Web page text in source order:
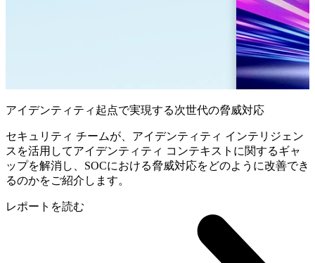
アイデンティティ起点で実現する次世代の脅威対応
セキュリティ チームが、アイデンティティ インテリジェン
スを活用してアイデンティティ コンテキストに関するギャ
ップを解消し、SOCにおける脅威対応をどのように改善でき
るのかをご紹介します。
レポートを読む